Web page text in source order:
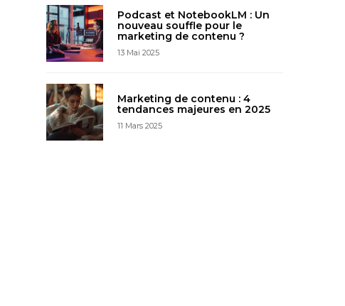
Podcast et NotebookLM : Un
nouveau souffle pour le
marketing de contenu ?
13 Mai 2025
Marketing de contenu : 4
tendances majeures en 2025
11 Mars 2025